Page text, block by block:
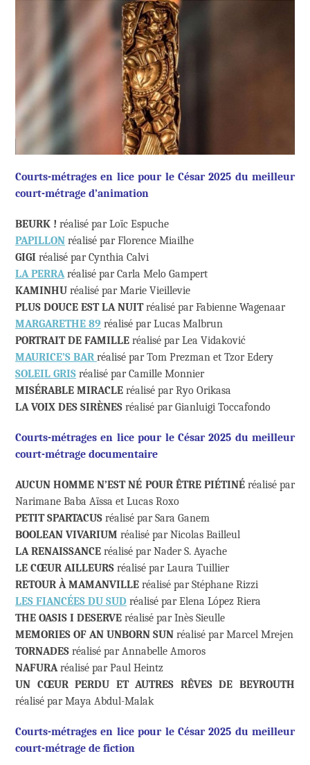
Courts-métrages en lice pour le César 2025 du meilleur
court-métrage d’animation
BEURK ! réalisé par Loïc Espuche
PAPILLON réalisé par Florence Miailhe
GIGI réalisé par Cynthia Calvi
LA PERRAréalisé par Carla Melo Gampert
KAMINHU réalisé par Marie Vieillevie
PLUS DOUCE EST LA NUITréalisé par Fabienne Wagenaar
MARGARETHE 89 réalisé par Lucas Malbrun
PORTRAIT DE FAMILLE réalisé par Lea Vidaković
MAURICE’S BAR réalisé par Tom Prezman et Tzor Edery
SOLEIL GRIS réalisé par Camille Monnier
MISÉRABLE MIRACLE réalisé par Ryo Orikasa
LA VOIX DES SIRÈNES réalisé par Gianluigi Toccafondo
Courts-métrages en lice pour le César 2025 du meilleur
court-métrage documentaire
AUCUN HOMME N’EST NÉ POUR ÊTRE PIÉTINÉréalisé par
Narimane Baba Aïssa et Lucas Roxo
PETIT SPARTACUS réalisé par Sara Ganem
BOOLEAN VIVARIUM réalisé par Nicolas Bailleul
LA RENAISSANCE réalisé par Nader S. Ayache
LE CŒUR AILLEURS réalisé par Laura Tuillier
RETOUR À MAMANVILLE réalisé par Stéphane Rizzi
LES FIANCÉES DU SUD réalisé par Elena López Riera
THE OASIS I DESERVE réalisé par Inès Sieulle
MEMORIES OF AN UNBORN SUN réalisé par Marcel Mrejen
TORNADES réalisé par Annabelle Amoros
NAFURAréalisé par Paul Heintz
UN CŒUR PERDU ET AUTRES RÊVES DE BEYROUTH
réalisé par Maya Abdul-Malak
Courts-métrages en lice pour le César 2025 du meilleur
court-métrage de fiction